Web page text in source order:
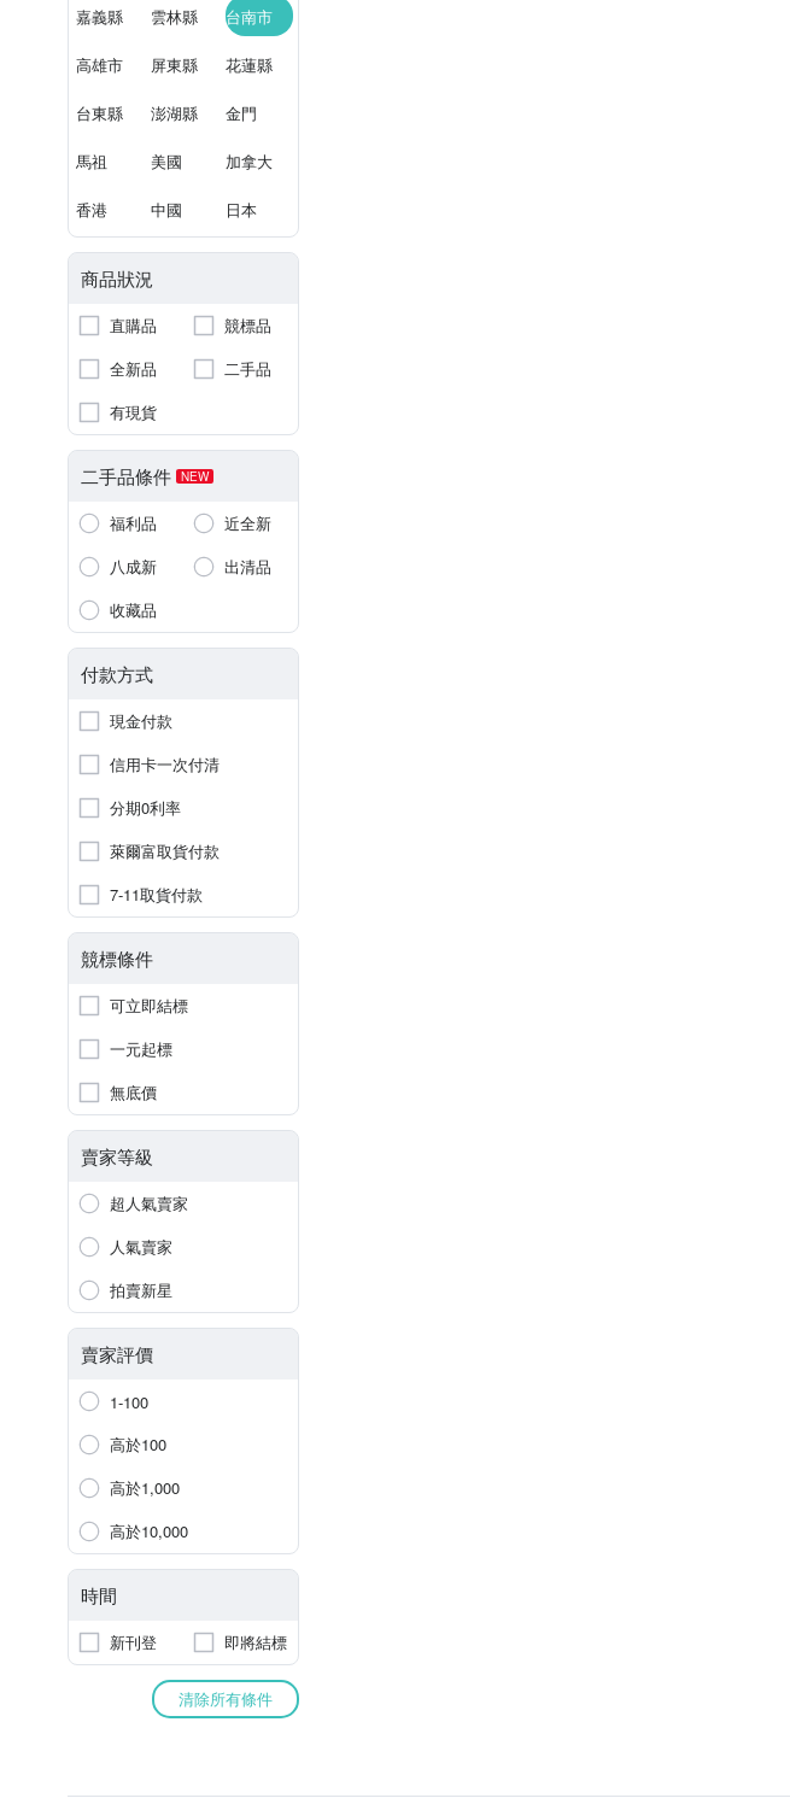
嘉義縣 雲林縣 台南市
高雄市 屏東縣 花蓮縣
台東縣 澎湖縣 金門
馬祖 美國 加拿大
香港 中國 日本
商品狀況
直購品
競標品
全新品
二手品
有現貨
二手品條件 NEW
福利品
近全新
八成新
出清品
收藏品
付款方式
現金付款
信用卡一次付清
分期0利率
萊爾富取貨付款
7-11取貨付款
競標條件
可立即結標
一元起標
無底價
賣家等級
超人氣賣家
人氣賣家
拍賣新星
賣家評價
1-100
高於100
高於1,000
高於10,000
時間
新刊登 即將結標
清除所有條件